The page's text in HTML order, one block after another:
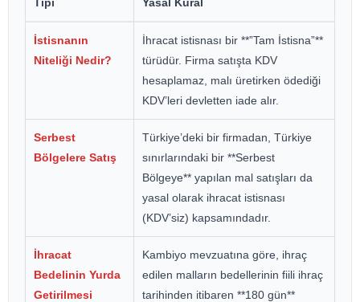
İstisnanın
Niteliği Nedir?
İhracat istisnası bir **”Tam İstisna”**
türüdür. Firma satışta KDV
hesaplamaz, malı üretirken ödediği
KDV’leri devletten iade alır.
Serbest
Bölgelere Satış
Türkiye’deki bir firmadan, Türkiye
sınırlarındaki bir **Serbest
Bölgeye** yapılan mal satışları da
yasal olarak ihracat istisnası
(KDV’siz) kapsamındadır.
İhracat
Bedelinin Yurda
Getirilmesi
Kambiyo mevzuatına göre, ihraç
edilen malların bedellerinin fiili ihraç
tarihinden itibaren **180 gün**